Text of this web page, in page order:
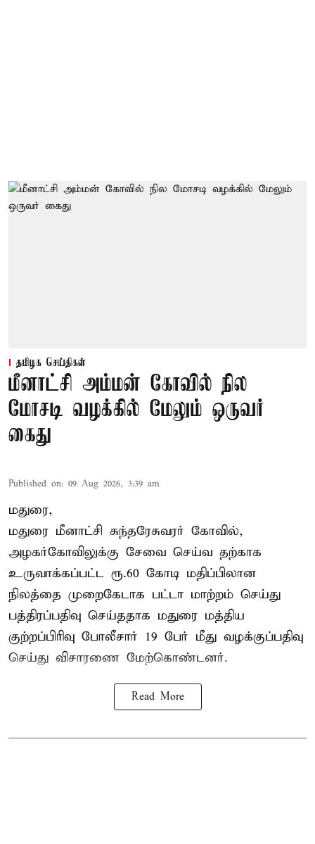
தமிழக செய்திகள்
மீனாட்சி அம்மன் கோவில் நில
மோசடி வழக்கில் மேலும் ஒருவர்
கைது
Published on: 09 Aug 2026, 3:39 am
மதுரை,
மதுரை மீனாட்சி சுந்தரேசுவரர் கோவில்,
அழகர்கோவிலுக்கு சேவை செய்வ தற்காக
உருவாக்கப்பட்ட ரூ.60 கோடி மதிப்பிலான
நிலத்தை முறைகேடாக பட்டா மாற்றம் செய்து
பத்திரப்பதிவு செய்ததாக மதுரை மத்திய
குற்றப்பிரிவு போலீசார் 19 பேர் மீது வழக்குப்பதிவு
செய்து விசாரணை மேற்கொண்டனர்.
Read More